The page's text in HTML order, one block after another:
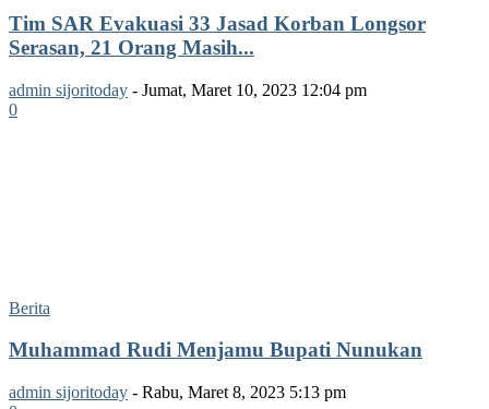
Tim SAR Evakuasi 33 Jasad Korban Longsor
Serasan, 21 Orang Masih...
admin sijoritoday - Jumat, Maret 10, 2023 12:04 pm
0
Berita
Muhammad Rudi Menjamu Bupati Nunukan
admin sijoritoday - Rabu, Maret 8, 2023 5:13 pm